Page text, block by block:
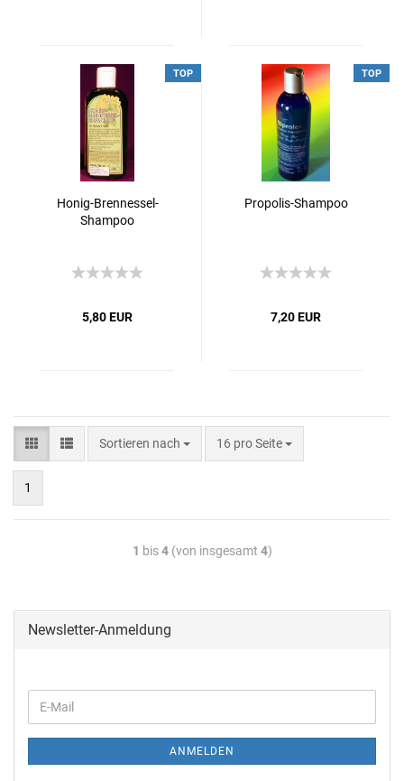
TOP
Honig-Brennessel-
Shampoo
5,80 EUR
TOP
Propolis-Shampoo
7,20 EUR
Sortieren nach 16 pro Seite
1
1 bis4(von insgesamt 4)
Newsletter-Anmeldung
ANMELDEN